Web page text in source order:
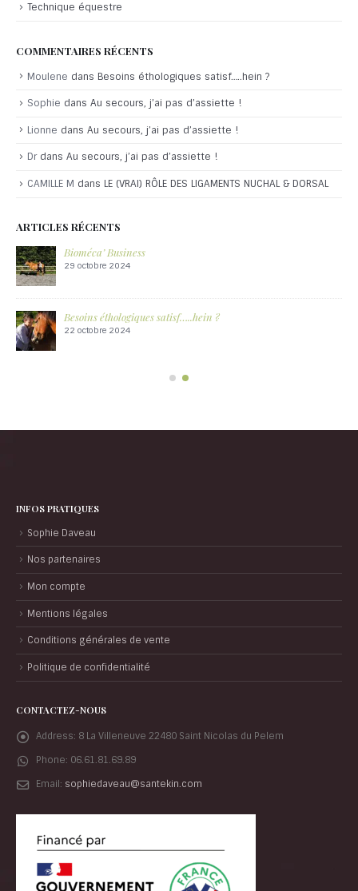
Technique équestre
COMMENTAIRES RÉCENTS
Moulene dans Besoins éthologiques satisf…..hein ?
Sophie dans Au secours, j’ai pas d’assiette !
Lionne dans Au secours, j’ai pas d’assiette !
Drdans Au secours, j’ai pas d’assiette !
CAMILLE M dans LE (VRAI) RÔLE DES LIGAMENTS NUCHAL & DORSAL
ARTICLES RÉCENTS
Bioméca’ Business
29 octobre 2024
Besoins éthologiques satisf…..hein ?
22 octobre 2024
INFOS PRATIQUES
Sophie Daveau
Nos partenaires
Mon compte
Mentions légales
Conditions générales de vente
Politique de confidentialité
CONTACTEZ-NOUS
Address: 8 La Villeneuve 22480 Saint Nicolas du Pelem
Phone: 06.61.81.69.89
Email: sophiedaveau@santekin.com